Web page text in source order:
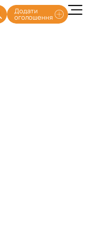
Додати
оголошення